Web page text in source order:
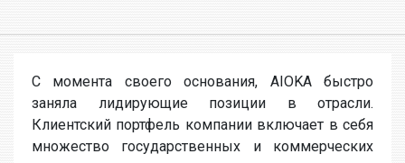
С момента своего основания, AIOKA быстро
заняла лидирующие позиции в отрасли.
Клиентский портфель компании включает в себя
множество государственных и коммерческих